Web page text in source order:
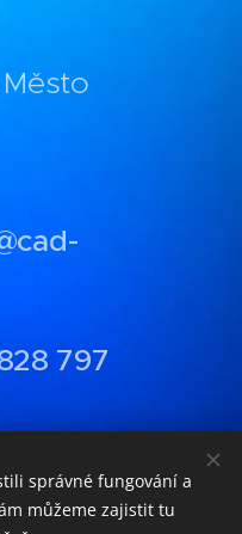
797
správné fungování a
můžeme zajistit tu